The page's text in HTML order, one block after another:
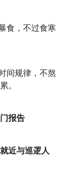
食，不过食寒
间规律，不熬
。
报告
近与巡逻人